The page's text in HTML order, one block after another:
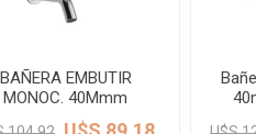
BAÑERA EMBUTIR
MONOC. 40Mmm
MILANO DMC